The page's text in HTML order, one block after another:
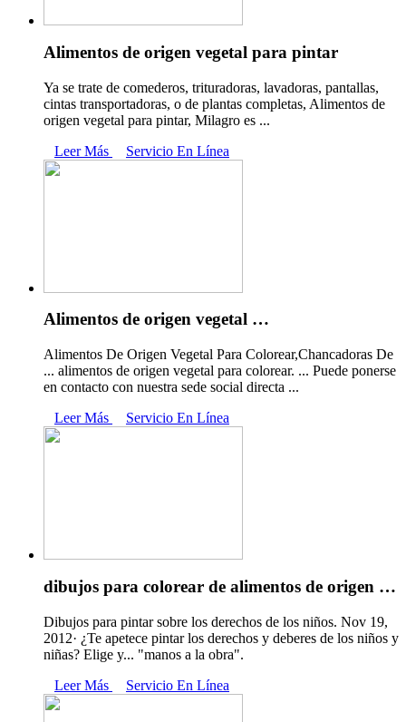
Alimentos de origen vegetal para pintar
Ya se trate de comederos, trituradoras, lavadoras, pantallas,
cintas transportadoras, o de plantas completas, Alimentos de
origen vegetal para pintar, Milagro es ...
Leer Más
Servicio En Línea
Alimentos de origen vegetal …
Alimentos De Origen Vegetal Para Colorear,Chancadoras De
... alimentos de origen vegetal para colorear. ... Puede ponerse
en contacto con nuestra sede social directa ...
Leer Más
Servicio En Línea
dibujos para colorear de alimentos de origen …
Dibujos para pintar sobre los derechos de los niños. Nov 19,
2012· ¿Te apetece pintar los derechos y deberes de los niños y
niñas? Elige y... "manos a la obra".
Leer Más
Servicio En Línea